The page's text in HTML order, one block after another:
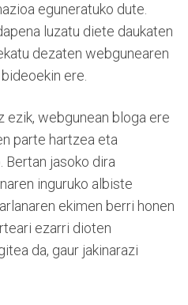
eguneratuko dute.
luzatu diete daukaten
dezaten webgunearen
ere.
ezik, webgunean bloga ere
parte hartzea eta
Bertan jasoko dira
inguruko albiste
ekimen berri honen
ezarri dioten
da, gaur jakinarazi